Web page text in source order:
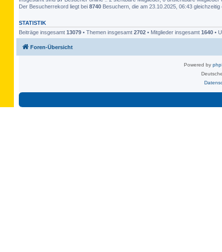
Der Besucherrekord liegt bei 8740 Besuchern, die am 23.10.2025, 06:43 gleichzeitig
STATISTIK
Beiträge insgesamt 13079 • Themen insgesamt 2702 • Mitglieder insgesamt 1640 •
Foren-Übersicht
Powered by